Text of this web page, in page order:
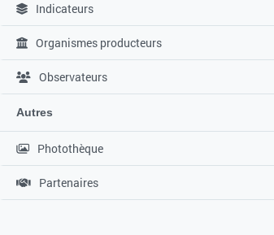
Indicateurs
Organismes producteurs
Observateurs
Autres
Photothèque
Partenaires